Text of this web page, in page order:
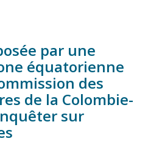
par une
équatorienne
des
de la Colombie-
sur